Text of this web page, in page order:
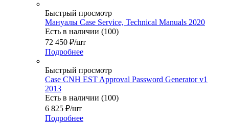
Быстрый просмотр
Мануалы Case Service, Technical Manuals 2020
Есть в наличии (100)
72 450 ₽/шт
Подробнее
Быстрый просмотр
Case CNH EST Approval Password Generator v1
2013
Есть в наличии (100)
6 825 ₽/шт
Подробнее